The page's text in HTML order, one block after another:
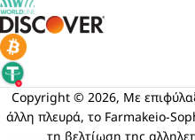
Copyright © 2026, Με
άλλη πλευρά, το Farmakeio-
τη βελτίωση της